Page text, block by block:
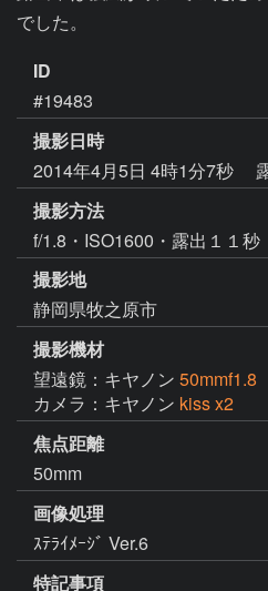
でした。
ID
#19483
撮影日時
2014年4月5日 4時1分7秒
撮影方法
f/1.8・ISO1600・露出１１秒
撮影地
静岡県牧之原市
撮影機材
望遠鏡：キヤノン 50mmf1.8
カメラ：キヤノン kiss x2
焦点距離
50mm
画像処理
ｽﾃﾗｲﾒｰｼﾞ Ver.6
特記事項